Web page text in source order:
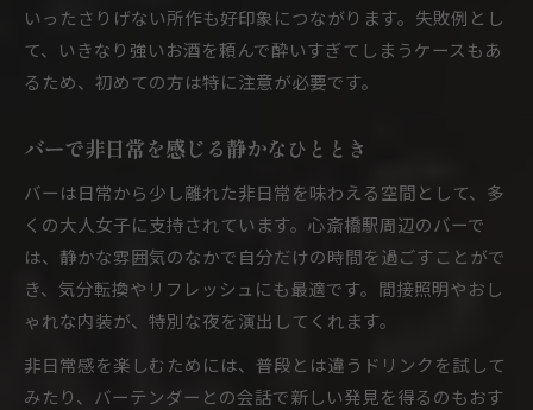
いったさりげない所作も好印象につながります。失敗例とし
て、いきなり強いお酒を頼んで酔いすぎてしまうケースもあ
るため、初めての方は特に注意が必要です。
バーで非日常を感じる静かなひととき
バーは日常から少し離れた非日常を味わえる空間として、多
くの大人女子に支持されています。心斎橋駅周辺のバーで
は、静かな雰囲気のなかで自分だけの時間を過ごすことがで
き、気分転換やリフレッシュにも最適です。間接照明やおし
ゃれな内装が、特別な夜を演出してくれます。
非日常感を楽しむためには、普段とは違うドリンクを試して
みたり、バーテンダーとの会話で新しい発見を得るのもおす